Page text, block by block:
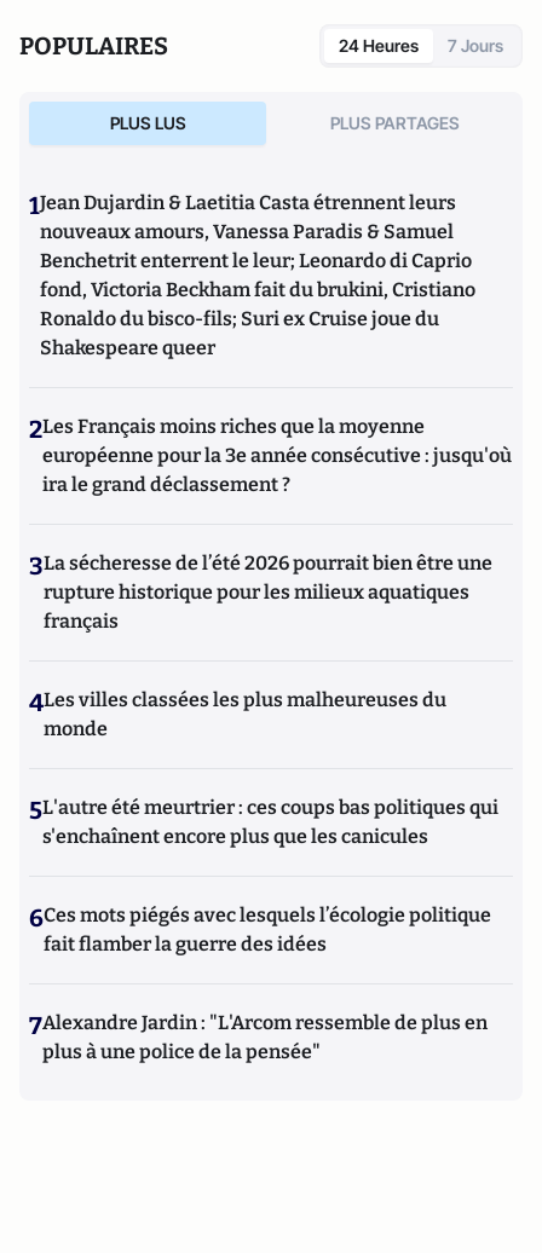
POPULAIRES 24 Heures 7 Jours
PLUS LUS PLUS PARTAGES
1Jean Dujardin & Laetitia Casta étrennent leurs
nouveaux amours, Vanessa Paradis & Samuel
Benchetrit enterrent le leur; Leonardo di Caprio
fond, Victoria Beckham fait du brukini, Cristiano
Ronaldo du bisco-fils; Suri ex Cruise joue du
Shakespeare queer
2Les Français moins riches que la moyenne
européenne pour la 3e année consécutive : jusqu'où
ira le grand déclassement ?
3La sécheresse de l’été 2026 pourrait bien être une
rupture historique pour les milieux aquatiques
français
4Les villes classées les plus malheureuses du
monde
5L'autre été meurtrier : ces coups bas politiques qui
s'enchaînent encore plus que les canicules
6Ces mots piégés avec lesquels l’écologie politique
fait flamber la guerre des idées
7Alexandre Jardin : "L'Arcom ressemble de plus en
plus à une police de la pensée"